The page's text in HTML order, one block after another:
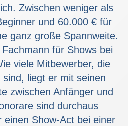
Zwischen weniger als
und 60.000 € für
ganz große Spannweite.
für Shows bei
viele Mitbewerber, die
sind, liegt er mit seinen
zwischen Anfänger und
sind durchaus
einen Show-Act bei einer